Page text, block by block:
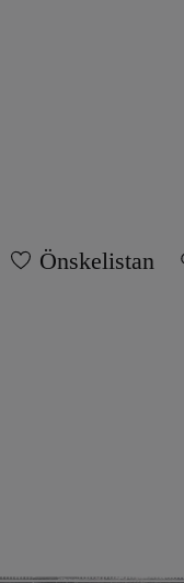
Önskelistan